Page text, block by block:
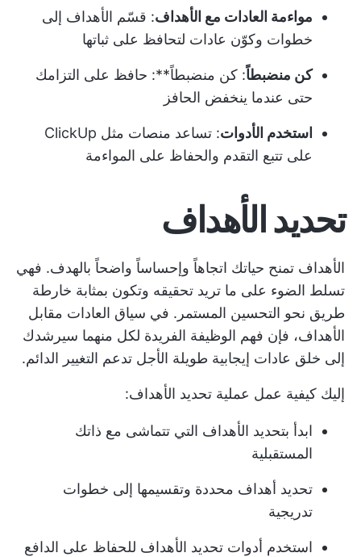
مواءمة العادات مع الأهداف: قسّم الأهداف إلى
خطوات وكوّن عادات لتحافظ على ثباتها
كن منضبطاً: كن منضبطاً**: حافظ على التزامك
حتى عندما ينخفض الحافز
استخدم الأدوات
: تساعد منصات مثل ClickUp
على تتبع التقدم والحفاظ على المواءمة
تحديد الأهداف
الأهداف تمنح حياتك اتجاهاً وإحساساً واضحاً بالهدف. فهي
تسلط الضوء على ما تريد تحقيقه وتكون بمثابة خارطة
طريق نحو التحسين المستمر. في سياق العادات مقابل
الأهداف، فإن فهم الوظيفة الفريدة لكل منهما سيرشدك
إلى خلق عادات إيجابية طويلة الأجل تدعم التغيير الدائم.
إليك كيفية عمل عملية تحديد الأهداف:
ابدأ بتحديد الأهداف التي تتماشى مع ذاتك
المستقبلية
تحديد أهداف محددة وتقسيمها إلى خطوات
تدريجية
استخدم أدوات تحديد الأهداف للحفاظ على الدافع